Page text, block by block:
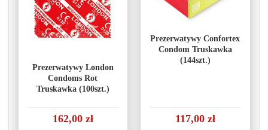
Prezerwatywy London
Condoms Rot
Truskawka (100szt.)
162,00 zł
Prezerwatywy Confortex
Condom Truskawka
(144szt.)
117,00 zł